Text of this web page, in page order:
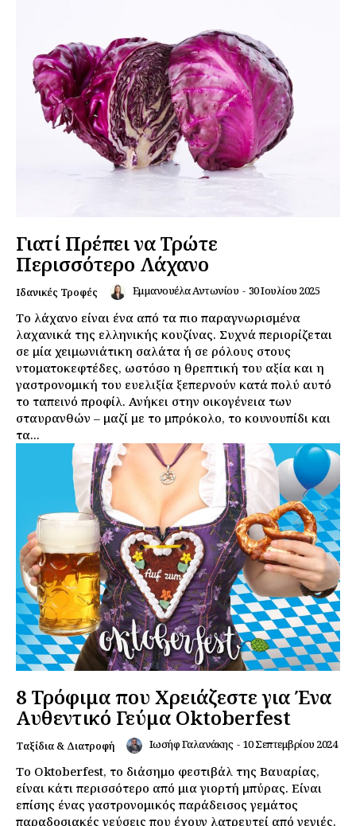
Γιατί Πρέπει να Τρώτε
Περισσότερο Λάχανο
Ιδανικές Τροφές Εμμανουέλα Αντωνίου - 30 Ιουλίου 2025
Το λάχανο είναι ένα από τα πιο παραγνωρισμένα
λαχανικά της ελληνικής κουζίνας. Συχνά περιορίζεται
σε μία χειμωνιάτικη σαλάτα ή σε ρόλους στους
ντοματοκεφτέδες, ωστόσο η θρεπτική του αξία και η
γαστρονομική του ευελιξία ξεπερνούν κατά πολύ αυτό
το ταπεινό προφίλ. Ανήκει στην οικογένεια των
σταυρανθών – μαζί με το μπρόκολο, το κουνουπίδι και
τα...
8 Τρόφιμα που Χρειάζεστε για Ένα
Αυθεντικό Γεύμα Oktoberfest
Ταξίδια & Διατροφή Ιωσήφ Γαλανάκης - 10 Σεπτεμβρίου 2024
Το Oktoberfest, το διάσημο φεστιβάλ της Βαυαρίας,
είναι κάτι περισσότερο από μια γιορτή μπύρας. Είναι
επίσης ένας γαστρονομικός παράδεισος γεμάτος
παραδοσιακές γεύσεις που έχουν λατρευτεί από γενιές.